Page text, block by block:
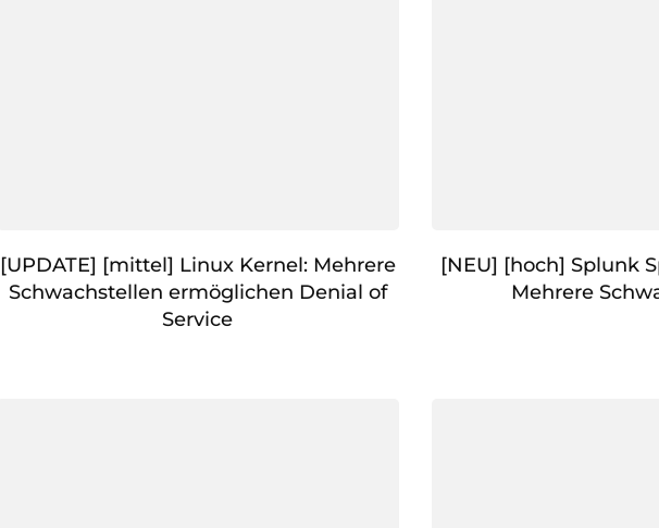
[UPDATE] [mittel] Linux Kernel: Mehrere
Schwachstellen ermöglichen Denial of
Service
[NEU] [hoch] Splunk
Mehrere